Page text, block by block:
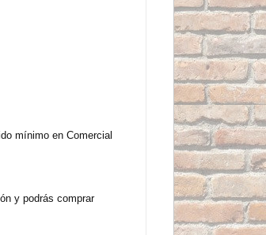
mínimo en Comercial
y podrás comprar